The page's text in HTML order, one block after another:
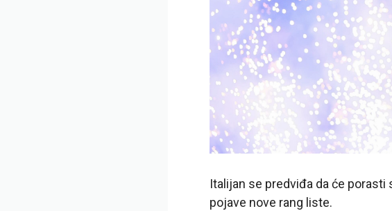
Italijan se predviđa da će porasti
pojave nove rang liste.